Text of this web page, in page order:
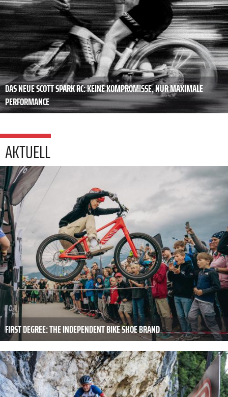
DAS NEUE SCOTT SPARK RC: KEINE KOMPROMISSE, NUR MAXIMALE
PERFORMANCE
AKTUELL
FIRST DEGREE: THE INDEPENDENT BIKE SHOE BRAND